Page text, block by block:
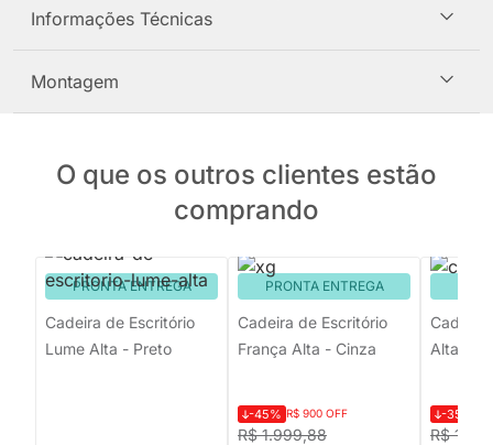
Informações Técnicas
Montagem
O que os outros clientes estão
comprando
PRONTA ENTREGA
Cadeira de Escritório
Lume Alta - Preto
PRONTA ENTREGA
Cadeira de Escritório
França Alta - Cinza
R$ 1.999,88
-45% R$ 900 OFF
Cadeira
Alta -
R$
-35%